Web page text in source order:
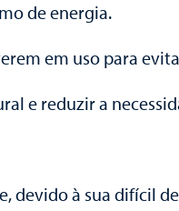
de energia.
em uso para
e reduzir a
devido à sua difícil